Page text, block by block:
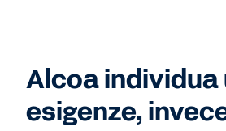
Alcoa individua
esigenze,